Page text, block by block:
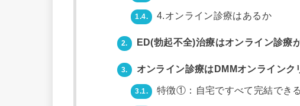
1.4. 4.オンライン診療はあるか
2. ED(勃起不全)治療はオンライン診療
3. オンライン診療はDMMオンラインク
3.1. 特徴①：自宅ですべて完結でき